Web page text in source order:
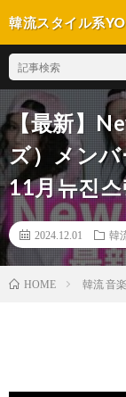
韓流スタイル系
【最新】
ズ）メン
11月뉴진
2024.12.01 韓
HOME 韓流 音